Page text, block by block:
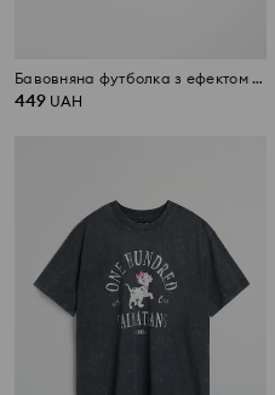
Бавовняна футболка з ефектом потертості та принтом Disney
449 UAH